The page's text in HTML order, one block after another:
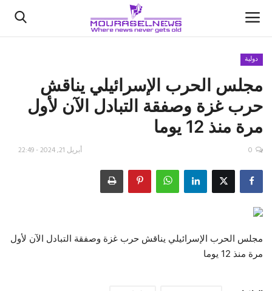
الأخبار
كتّابنا
السعودية
اقتصاد
علوم وتكنولوجيا
رياضة
دولية
مجلس الحرب الإسرائيلي يناقش
حرب غزة وصفقة التبادل الآن لأول
مرة منذ 12 يوما
أبريل 21, 2024 - 22:49 0
مجلس الحرب الإسرائيلي يناقش حرب غزة وصفقة التبادل الآن لأول
مرة منذ 12 يوما